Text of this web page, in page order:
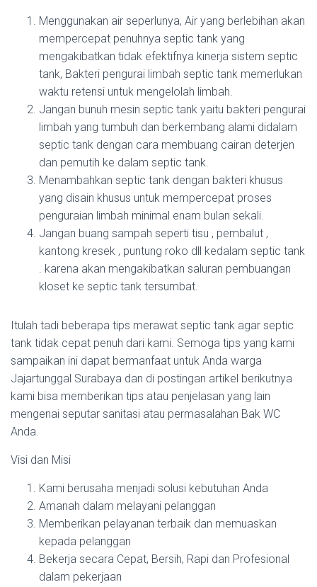
Menggunakan air seperlunya, Air yang berlebihan akan
mempercepat penuhnya septic tank yang
mengakibatkan tidak efektifnya kinerja sistem septic
tank, Bakteri pengurai limbah septic tank memerlukan
waktu retensi untuk mengelolah limbah.
Jangan bunuh mesin septic tank yaitu bakteri pengurai
limbah yang tumbuh dan berkembang alami didalam
septic tank dengan cara membuang cairan deterjen
dan pemutih ke dalam septic tank.
Menambahkan septic tank dengan bakteri khusus
yang disain khusus untuk mempercepat proses
penguraian limbah minimal enam bulan sekali.
Jangan buang sampah seperti tisu , pembalut ,
kantong kresek , puntung roko dll kedalam septic tank
. karena akan mengakibatkan saluran pembuangan
kloset ke septic tank tersumbat.
Itulah tadi beberapa tips merawat septic tank agar septic
tank tidak cepat penuh dari kami. Semoga tips yang kami
sampaikan ini dapat bermanfaat untuk Anda warga
Jajartunggal Surabaya dan di postingan artikel berikutnya
kami bisa memberikan tips atau penjelasan yang lain
mengenai seputar sanitasi atau permasalahan Bak WC
Anda.
Visi dan Misi
Kami berusaha menjadi solusi kebutuhan Anda
Amanah dalam melayani pelanggan
Memberikan pelayanan terbaik dan memuaskan
kepada pelanggan
Bekerja secara Cepat, Bersih, Rapi dan Profesional
dalam pekerjaan